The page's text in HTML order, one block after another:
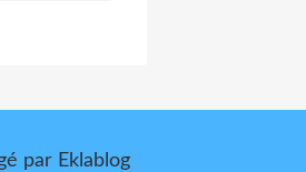
par Eklablog